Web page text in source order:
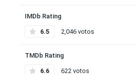
IMDb Rating
6.5 2,046 votos
TMDb Rating
6.6 622 votos